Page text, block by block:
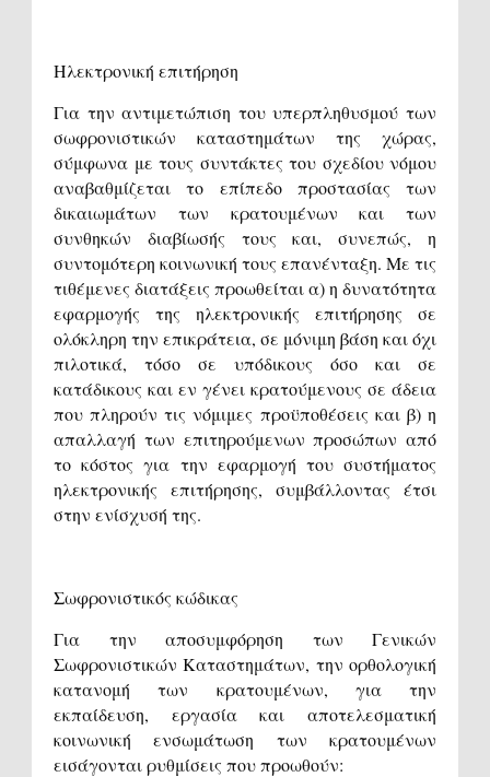
Ηλεκτρονική επιτήρηση
Για την αντιμετώπιση του υπερπληθυσμού των
σωφρονιστικών καταστημάτων της χώρας,
σύμφωνα με τους συντάκτες του σχεδίου νόμου
αναβαθμίζεται το επίπεδο προστασίας των
δικαιωμάτων των κρατουμένων και των
συνθηκών διαβίωσής τους και, συνεπώς, η
συντομότερη κοινωνική τους επανένταξη. Με τις
τιθέμενες διατάξεις προωθείται α) η δυνατότητα
εφαρμογής της ηλεκτρονικής επιτήρησης σε
ολόκληρη την επικράτεια, σε μόνιμη βάση και όχι
πιλοτικά, τόσο σε υπόδικους όσο και σε
κατάδικους και εν γένει κρατούμενους σε άδεια
που πληρούν τις νόμιμες προϋποθέσεις και β) η
απαλλαγή των επιτηρούμενων προσώπων από
το κόστος για την εφαρμογή του συστήματος
ηλεκτρονικής επιτήρησης, συμβάλλοντας έτσι
στην ενίσχυσή της.
Σωφρονιστικός κώδικας
Για την αποσυμφόρηση των Γενικών
Σωφρονιστικών Καταστημάτων, την ορθολογική
κατανομή των κρατουμένων, για την
εκπαίδευση, εργασία και αποτελεσματική
κοινωνική ενσωμάτωση των κρατουμένων
εισάγονται ρυθμίσεις που προωθούν: